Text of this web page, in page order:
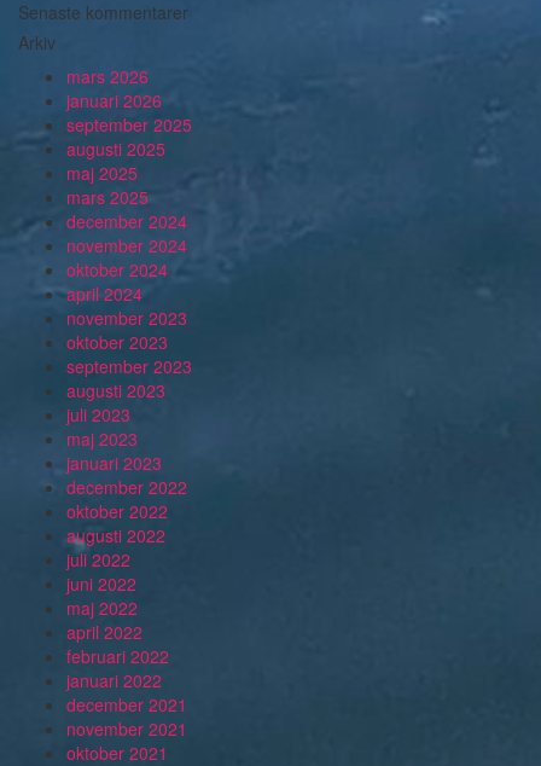
Senaste kommentarer
Arkiv
mars 2026
januari 2026
september 2025
augusti 2025
maj 2025
mars 2025
december 2024
november 2024
oktober 2024
april 2024
november 2023
oktober 2023
september 2023
augusti 2023
juli 2023
maj 2023
januari 2023
december 2022
oktober 2022
augusti 2022
juli 2022
juni 2022
maj 2022
april 2022
februari 2022
januari 2022
december 2021
november 2021
oktober 2021